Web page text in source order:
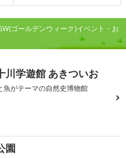
ゴールデンウィーク)イベント・お
川学遊館 あきついお
魚がテーマの自然史博物館
園